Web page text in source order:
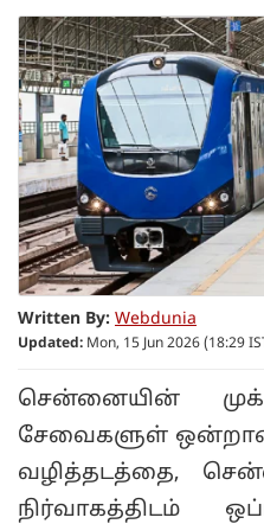
Written By: Webdunia
Updated: Mon, 15 Jun 2026 (18:29
சென்னையின்
சேவைகளுள் ஒன்றான
வழித்தடத்தை,
நிர்வாகத்திடம்